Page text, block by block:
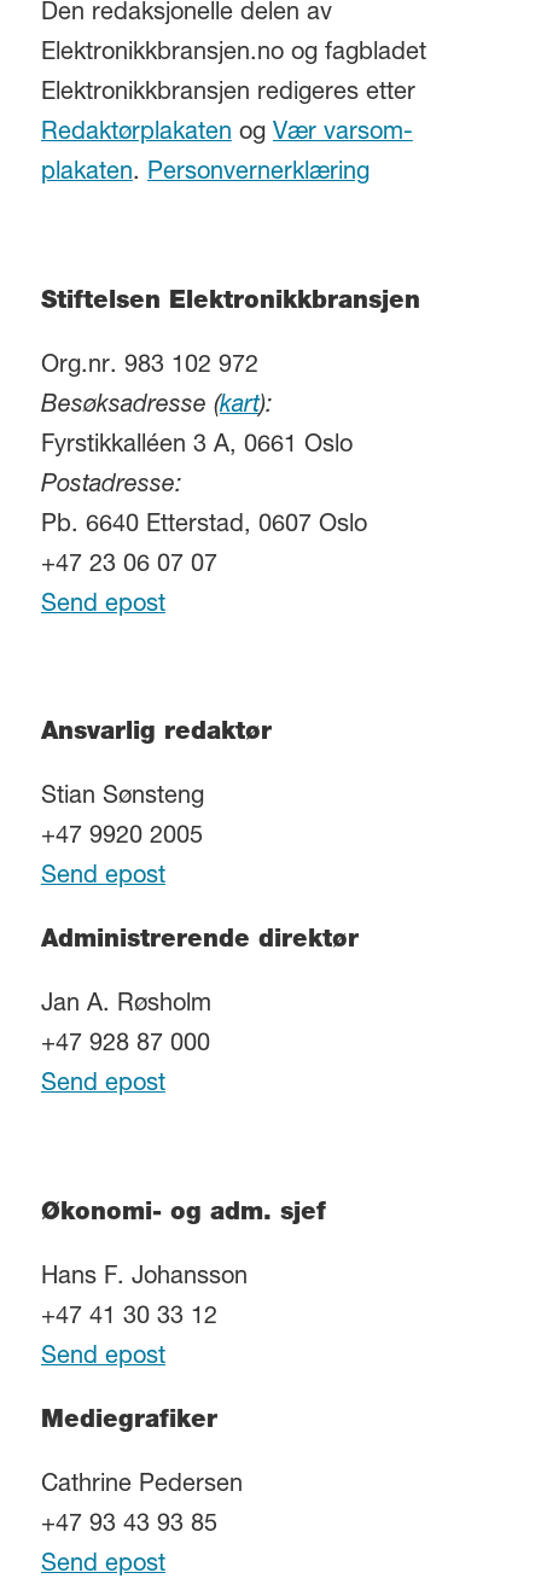
Den redaksjonelle delen av
Elektronikkbransjen.no og fagbladet
Elektronikkbransjen redigeres etter
Redaktørplakaten og Vær varsom-
plakaten. Personvernerklæring
Stiftelsen Elektronikkbransjen
Org.nr. 983 102 972
Besøksadresse (kart):
Fyrstikkalléen 3 A, 0661 Oslo
Postadresse:
Pb. 6640 Etterstad, 0607 Oslo
+47 23 06 07 07
Send epost
Ansvarlig redaktør
Stian Sønsteng
+47 9920 2005
Send epost
Administrerende direktør
Jan A. Røsholm
+47 928 87 000
Send epost
Økonomi- og adm. sjef
Hans F. Johansson
+47 41 30 33 12
Send epost
Mediegrafiker
Cathrine Pedersen
+47 93 43 93 85
Send epost